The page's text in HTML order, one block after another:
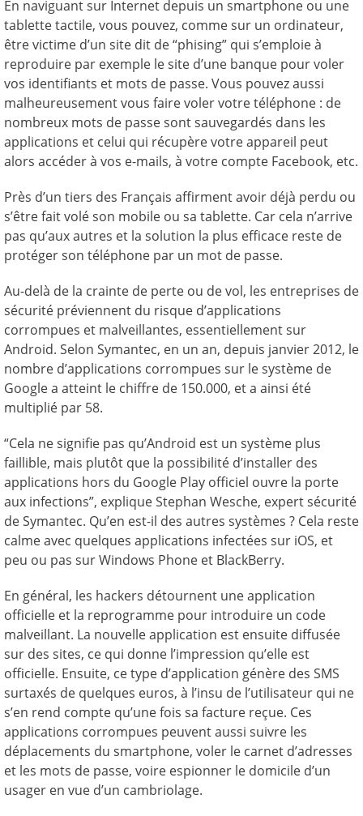
En naviguant sur Internet depuis un smartphone ou une
tablette tactile, vous pouvez, comme sur un ordinateur,
être victime d’un site dit de “phising” qui s’emploie à
reproduire par exemple le site d’une banque pour voler
vos identifiants et mots de passe. Vous pouvez aussi
malheureusement vous faire voler votre téléphone : de
nombreux mots de passe sont sauvegardés dans les
applications et celui qui récupère votre appareil peut
alors accéder à vos e-mails, à votre compte Facebook, etc.
Près d’un tiers des Français affirment avoir déjà perdu ou
s’être fait volé son mobile ou sa tablette. Car cela n’arrive
pas qu’aux autres et la solution la plus efficace reste de
protéger son téléphone par un mot de passe.
Au-delà de la crainte de perte ou de vol, les entreprises de
sécurité préviennent du risque d’applications
corrompues et malveillantes, essentiellement sur
Android. Selon Symantec, en un an, depuis janvier 2012, le
nombre d’applications corrompues sur le système de
Google a atteint le chiffre de 150.000, et a ainsi été
multiplié par 58.
“Cela ne signifie pas qu’Android est un système plus
faillible, mais plutôt que la possibilité d’installer des
applications hors du Google Play officiel ouvre la porte
aux infections”, explique Stephan Wesche, expert sécurité
de Symantec. Qu’en est-il des autres systèmes ? Cela reste
calme avec quelques applications infectées sur iOS, et
peu ou pas sur Windows Phone et BlackBerry.
En général, les hackers détournent une application
officielle et la reprogramme pour introduire un code
malveillant. La nouvelle application est ensuite diffusée
sur des sites, ce qui donne l’impression qu’elle est
officielle. Ensuite, ce type d’application génère des SMS
surtaxés de quelques euros, à l’insu de l’utilisateur qui ne
s’en rend compte qu’une fois sa facture reçue. Ces
applications corrompues peuvent aussi suivre les
déplacements du smartphone, voler le carnet d’adresses
et les mots de passe, voire espionner le domicile d’un
usager en vue d’un cambriolage.